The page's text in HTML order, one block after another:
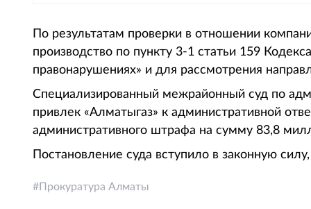
По результатам проверки в отношении
производство по пункту 3-1 статьи 159
правонарушениях» и для рассмотрения
Специализированный межрайонный суд по
привлек «Алматыгаз» к административной
административного штрафа на сумму 83,8
Постановление суда вступило в законную
Прокуратура Алматы